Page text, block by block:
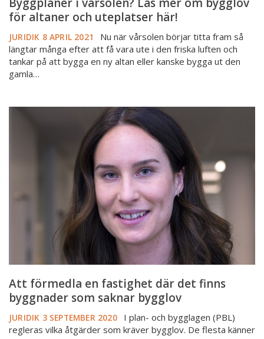
för altaner och uteplatser här!
JURIDIK 8 APRIL 2021
Nu när vårsolen börjar titta fram så
längtar många efter att få vara ute i den friska luften och
tankar på att bygga en ny altan eller kanske bygga ut den
gamla…
Att
Att förmedla en fastighet där det finns
byggnader som saknar bygglov
JURIDIK 3 SEPTEMBER 2020
I plan- och bygglagen (PBL)
regleras vilka åtgärder som kräver bygglov. De flesta känner